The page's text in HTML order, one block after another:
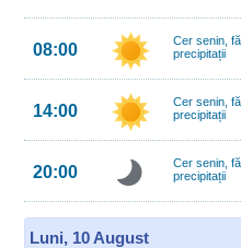
08:00
Cer senin,
precipitații
14:00
Cer senin,
precipitații
20:00
Cer senin,
precipitații
Luni, 10 August